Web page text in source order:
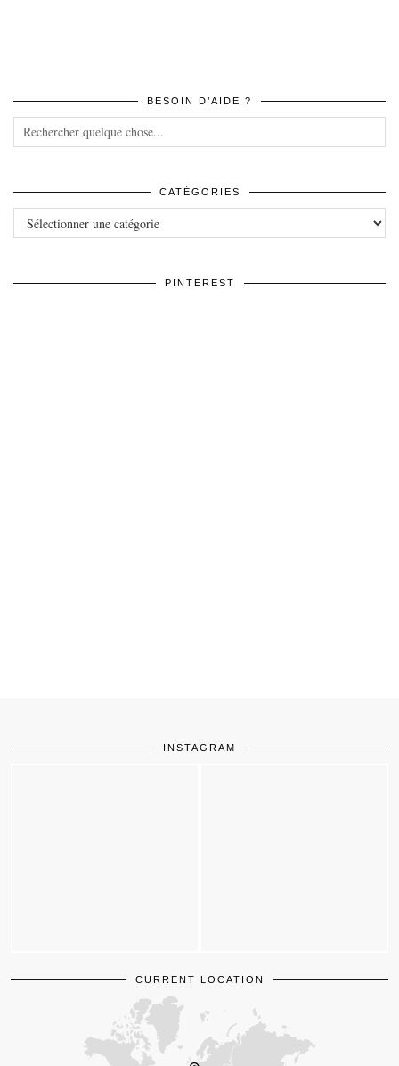
BESOIN D’AIDE ?
CATÉGORIES
Catégories
PINTEREST
INSTAGRAM
CURRENT LOCATION